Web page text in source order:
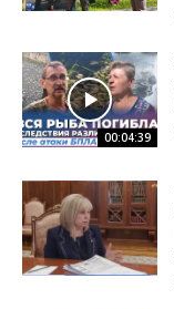
00:04:39